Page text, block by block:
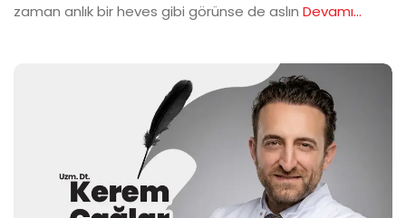
zaman anlık bir heves gibi görünse de aslın Devamı...